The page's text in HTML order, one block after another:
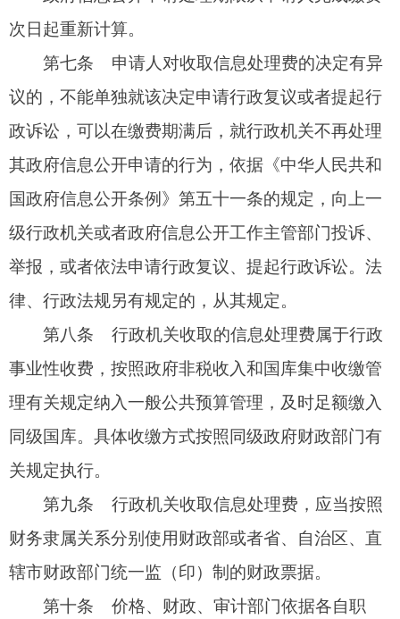
第十条价格、财政、审计部门依据各自职
第十一条
政府信息公开工作主管部门应当加
强监督指导，及时处理申请人提出的投诉、举报，
严肃纠正违法或者不当行为。信息处理费收取情
况，要按照全国政府信息公开工作主管部门规定的
格式统计汇总，并纳入政府信息公开工作年度报
第十二条 本办法由全国政府信息公开工作主
管部门、国务院价格主管部门、国务院财政部门依
据各自职责负责解释。
第十三条
本办法自2021年1月1日起施行。